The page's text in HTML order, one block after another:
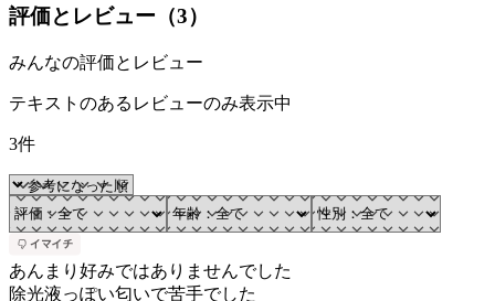
評価とレビュー（3）
みんなの評価とレビュー
テキストのあるレビューのみ表示中
3件
あんまり好みではありませんでした
除光液っぽい匂いで苦手でした